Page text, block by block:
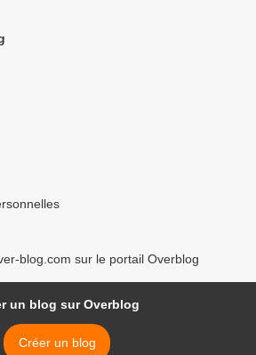
blog.com sur le portail Overblog
un blog sur Overblog
Créer un blog